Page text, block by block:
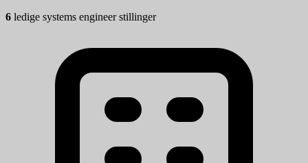
6 ledige systems engineer stillinger